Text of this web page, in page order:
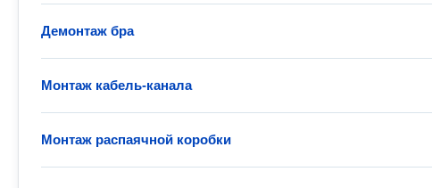
Демонтаж бра
Монтаж кабель-канала
Монтаж распаячной коробки